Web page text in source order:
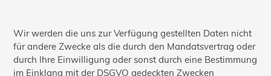
Wir werden die uns zur Verfügung gestellten Daten nicht
für andere Zwecke als die durch den Mandatsvertrag oder
durch Ihre Einwilligung oder sonst durch eine Bestimmung
im Einklang mit der DSGVO gedeckten Zwecken